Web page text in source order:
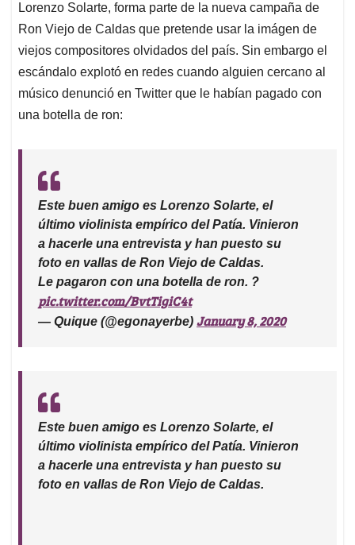
A
p
p
o
o
k
d
I
n
d
s
Lorenzo Solarte, forma parte de la nueva campaña de
Ron Viejo de Caldas que pretende usar la imágen de
viejos compositores olvidados del país. Sin embargo el
escándalo explotó en redes cuando alguien cercano al
músico denunció en Twitter que le habían pagado con
una botella de ron:
Este buen amigo es Lorenzo Solarte, el
último violinista empírico del Patía. Vinieron
a hacerle una entrevista y han puesto su
foto en vallas de Ron Viejo de Caldas.
Le pagaron con una botella de ron. ?
pic.twitter.com/BvtTigiC4t
— Quique (@egonayerbe) January 8, 2020
Este buen amigo es Lorenzo Solarte, el
último violinista empírico del Patía. Vinieron
a hacerle una entrevista y han puesto su
foto en vallas de Ron Viejo de Caldas.